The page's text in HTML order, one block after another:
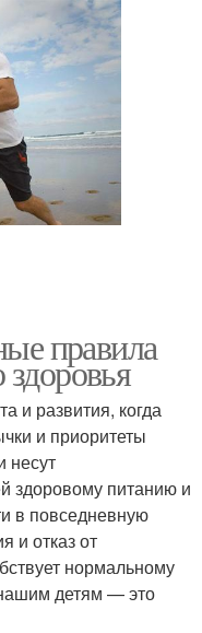
правила
и развития, когда
и приоритеты
несут
здоровому питанию и
в повседневную
и отказ от
нормальному
детям — это